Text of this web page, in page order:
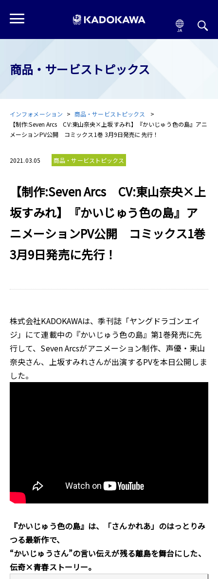
商品・サービストピックス
インフォメーション
商品・サービストピックス
【制作:Seven Arcs CV:東山奈央×上坂すみれ】『かいじゅう色の島』アニ
メーションPV公開 コミックス1巻 3月9日発売に先行！
2021.03.05 商品・サービストピックス
【制作:Seven Arcs CV:東山奈央×上
坂すみれ】『かいじゅう色の島』ア
ニメーションPV公開 コミックス1巻
3月9日発売に先行！
株式会社KADOKAWAは、季刊誌「ヤングドラゴンエイ
ジ」にて連載中の『かいじゅう色の島』第1巻発売に先
行して、Seven Arcsがアニメーション制作、声優・東山
奈央さん、上坂すみれさんが出演するPVを本日公開しま
した。
『かいじゅう色の島』は、「さんかれあ」のはっとりみ
つる最新作で、
“かいじゅうさん”の言い伝えが残る離島を舞台にした、
伝奇×青春ストーリー。